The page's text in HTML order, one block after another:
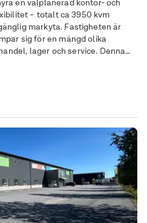
en välplanerad kontor- och
– totalt ca 3950 kvm
markyta. Fastigheten är
sig för en mängd olika
lager och service. Denna
företag som söker funktionella